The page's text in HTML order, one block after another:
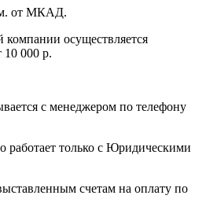
от МКАД.
компании осуществляется
10 000 р.
с менеджером по телефону
работает только с Юридическими
счетам на оплату по